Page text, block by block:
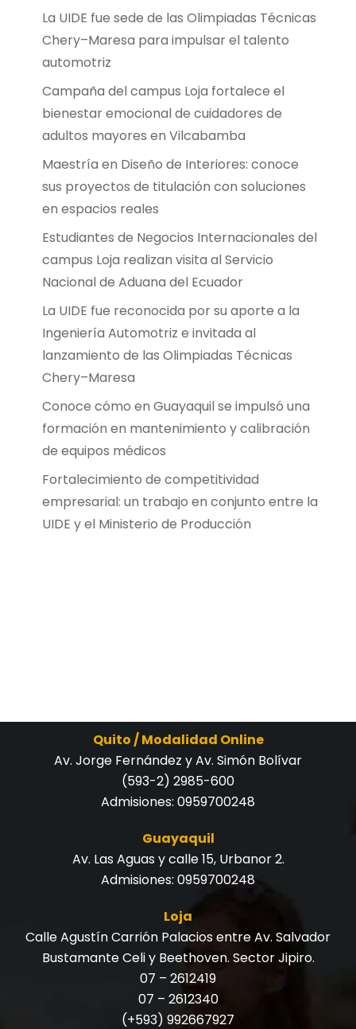
La UIDE fue sede de las Olimpiadas Técnicas
Chery–Maresa para impulsar el talento
automotriz
Campaña del campus Loja fortalece el
bienestar emocional de cuidadores de
adultos mayores en Vilcabamba
Maestría en Diseño de Interiores: conoce
sus proyectos de titulación con soluciones
en espacios reales
Estudiantes de Negocios Internacionales del
campus Loja realizan visita al Servicio
Nacional de Aduana del Ecuador
La UIDE fue reconocida por su aporte a la
Ingeniería Automotriz e invitada al
lanzamiento de las Olimpiadas Técnicas
Chery–Maresa
Conoce cómo en Guayaquil se impulsó una
formación en mantenimiento y calibración
de equipos médicos
Fortalecimiento de competitividad
empresarial: un trabajo en conjunto entre la
UIDE y el Ministerio de Producción
Quito / Modalidad Online
Av. Jorge Fernández y Av. Simón Bolívar
(593-2) 2985-600
Admisiones: 0959700248
Guayaquil
Av. Las Aguas y calle 15, Urbanor 2.
Admisiones: 0959700248
Loja
Calle Agustín Carrión Palacios entre Av. Salvador
Bustamante Celi y Beethoven. Sector Jipiro.
07 – 2612419
07 – 2612340
(+593) 992667927